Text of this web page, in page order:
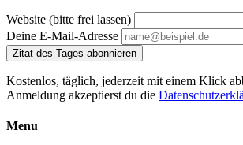
Website (bitte frei lassen)
Deine E-Mail-Adresse
Zitat des Tages abonnieren
Kostenlos, täglich, jederzeit mit einem Klick
Anmeldung akzeptierst du die
Menu